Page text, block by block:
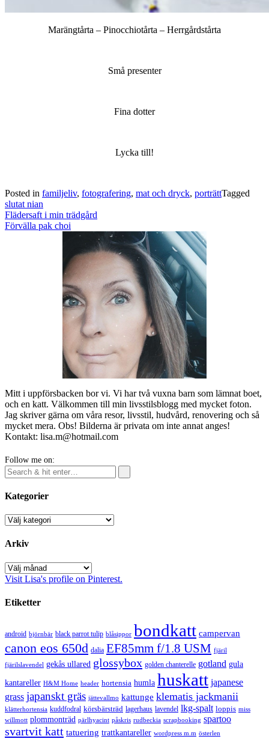
Marängtårta – Pinocchiotårta – Herrgårdstårta
Små presenter
Fina dotter
Lycka till!
Posted in familjeliv, fotografering, mat och dryck, porträttTagged
slutat nian
Post
navigation
Flädersaft i min trädgård
Förvälla pak choi
Mitt i uppförsbacken bor vi. Vi har två vuxna barn som lämnat boet,
och en katt. Välkommen till min livsstilsblogg med mycket foton.
Jag skriver gärna om våra resor, livsstil, hudvård, renovering och så
mycket mera. Obs! Bilderna är privata om inte annat anges!
Kontakt: lisa.m@hotmail.com
Follow me on:
Kategorier
Kategorier
Arkiv
Arkiv
Visit Lisa's profile on Pinterest.
Etiketter
android björnbär black parrot tulip blåsippor bondkatt campervan
canon eos 650d dalia EF85mm f/1.8 USM fjäril
fjärilslavendel gekås ullared glossybox golden chanterelle gotland gula
kantareller H&M Home header hortensia humla huskatt japanese
grass japanskt gräs jättevallmo kattunge klematis jackmanii
klätterhortensia kuddfodral körsbärsträd lagerhaus lavendel lkg-spalt loppis miss
willmott plommonträd pärlhyacint påskris rudbeckia scrapbooking spartoo
svartvit katt tatuering trattkantareller wordpress m.m österlen